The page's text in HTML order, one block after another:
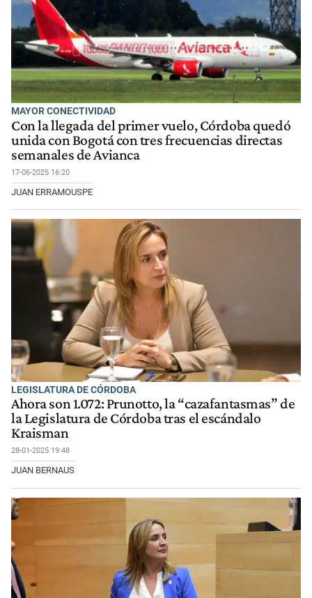
MAYOR CONECTIVIDAD
Con la llegada del primer vuelo, Córdoba quedó
unida con Bogotá con tres frecuencias directas
semanales de Avianca
17-06-2025 16:20
JUAN ERRAMOUSPE
LEGISLATURA DE CÓRDOBA
Ahora son 1.072: Prunotto, la “cazafantasmas” de
la Legislatura de Córdoba tras el escándalo
Kraisman
28-01-2025 19:48
JUAN BERNAUS